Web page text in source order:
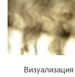
Д.В.